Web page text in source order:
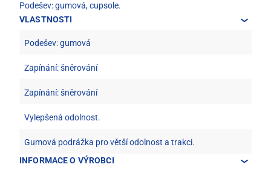
Podešev: gumová, cupsole.
VLASTNOSTI
Podešev: gumová
Zapínání: šněrování
Zapínání: šněrování
Vylepšená odolnost.
Gumová podrážka pro větší odolnost a trakci.
INFORMACE O VÝROBCI